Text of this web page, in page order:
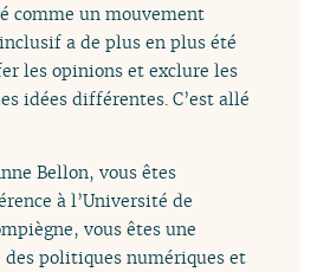
comme un mouvement
a de plus en plus été
les opinions et exclure les
idées différentes. C’est allé
Bellon, vous êtes
à l’Université de
vous êtes une
des politiques numériques et